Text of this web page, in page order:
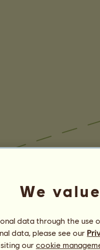
We
data through the use
data, please see our
our cookie